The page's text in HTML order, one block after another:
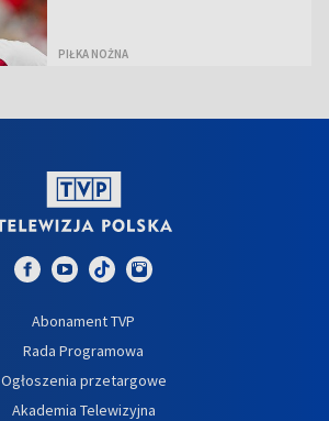
PIŁKA NOŻNA
Abonament TVP
Rada Programowa
Ogłoszenia przetargowe
Akademia Telewizyjna